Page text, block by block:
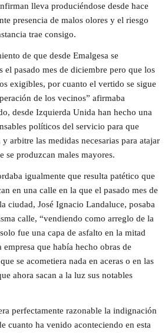
lleva produciéndose desde hace
presencia de malos olores y el riesgo
trae consigo.
de que desde Emalgesa se
el pasado mes de diciembre pero que los
exigibles, por cuanto el vertido se sigue
de los vecinos” afirmaba
desde Izquierda Unida han hecho una
políticos del servicio para que
arbitre las medidas necesarias para atajar
se produzcan males mayores.
igualmente que resulta patético que
en una calle en la que el pasado mes de
ciudad, José Ignacio Landaluce, posaba
calle, “vendiendo como arreglo de la
fue una capa de asfalto en la mitad
empresa que había hecho obras de
se acometiera nada en aceras o en las
ahora sacan a la luz sus notables
perfectamente razonable la indignación
cuanto ha venido aconteciendo en esta